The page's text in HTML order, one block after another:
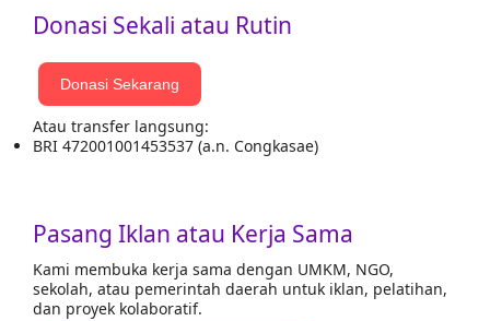
Donasi Sekali atau Rutin
Donasi Sekarang
Atau transfer langsung:
BRI 472001001453537 (a.n. Congkasae)
Pasang Iklan atau Kerja Sama
Kami membuka kerja sama dengan UMKM, NGO,
sekolah, atau pemerintah daerah untuk iklan, pelatihan,
dan proyek kolaboratif.